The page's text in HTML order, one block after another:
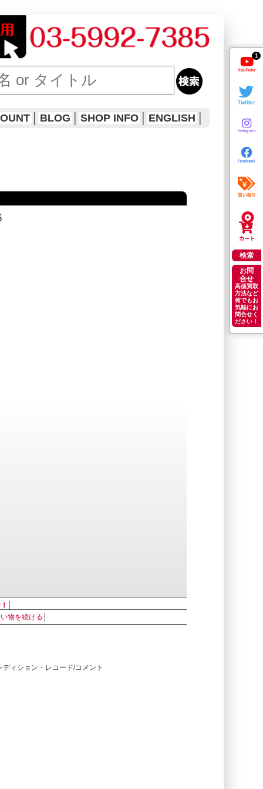
1
検索
お問
合せ
高価買取
方法など
何でもお
気軽にお
問合せく
ださい！
BLOG SHOP INFO ENGLISH
物を続ける
ィション・レコード/コメント